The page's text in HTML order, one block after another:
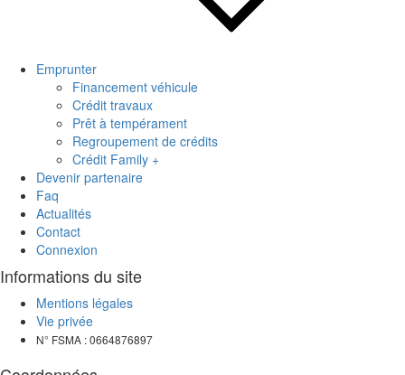
Emprunter
Financement véhicule
Crédit travaux
Prêt à tempérament
Regroupement de crédits
Crédit Family +
Devenir partenaire
Faq
Actualités
Contact
Connexion
Informations du site
Mentions légales
Vie privée
N° FSMA : 0664876897